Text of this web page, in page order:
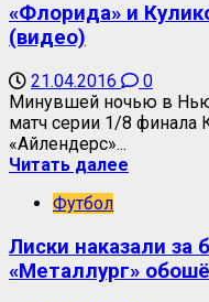
«Флорида» и
(видео)
21.04.2016
0
Минувшей ночью в
матч серии 1/8 финала
«Айлендерс»...
Читать далее
Футбол
Лиски наказали за
«Металлург»